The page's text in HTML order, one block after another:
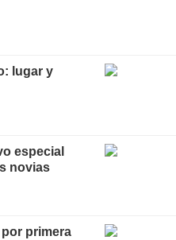
lugar y
especial
novias
primera